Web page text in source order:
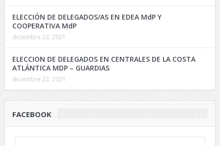
ELECCIÓN DE DELEGADOS/AS EN EDEA MdP Y
COOPERATIVA MdP
diciembre 22, 2021
ELECCION DE DELEGADOS EN CENTRALES DE LA COSTA
ATLÁNTICA MDP – GUARDIAS
diciembre 22, 2021
FACEBOOK